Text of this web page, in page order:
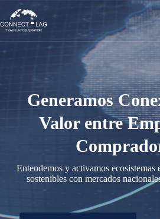
Saltar
contenido
Generamos
Valor entre
Entendemos y activamos ecosistemas
sostenibles con mercados